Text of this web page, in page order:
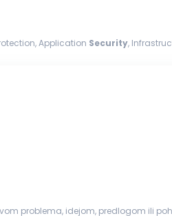
Application Security,
problema, idejom, predlogom ili